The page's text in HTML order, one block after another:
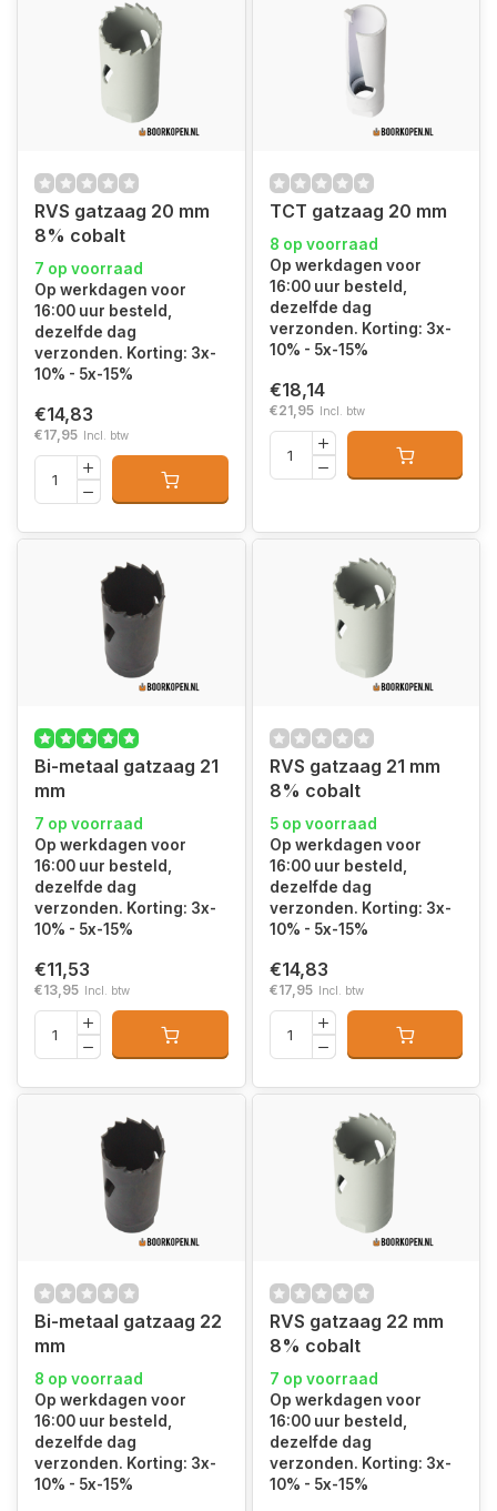
RVS gatzaag 20 mm
8% cobalt
7 op voorraad
Op werkdagen voor
16:00 uur besteld,
dezelfde dag
verzonden. Korting: 3x-
10% - 5x-15%
€14,83
€17,95 Incl. btw
TCT gatzaag 20 mm
8 op voorraad
Op werkdagen voor
16:00 uur besteld,
dezelfde dag
verzonden. Korting: 3x-
10% - 5x-15%
€18,14
€21,95 Incl. btw
Bi-metaal gatzaag 21
mm
7 op voorraad
Op werkdagen voor
16:00 uur besteld,
dezelfde dag
verzonden. Korting: 3x-
10% - 5x-15%
€11,53
€13,95 Incl. btw
RVS gatzaag 21 mm
8% cobalt
5 op voorraad
Op werkdagen voor
16:00 uur besteld,
dezelfde dag
verzonden. Korting: 3x-
10% - 5x-15%
€14,83
€17,95 Incl. btw
Bi-metaal gatzaag 22
mm
8 op voorraad
Op werkdagen voor
16:00 uur besteld,
dezelfde dag
verzonden. Korting: 3x-
10% - 5x-15%
RVS gatzaag 22 mm
8% cobalt
7 op voorraad
Op werkdagen voor
16:00 uur besteld,
dezelfde dag
verzonden. Korting: 3x-
10% - 5x-15%